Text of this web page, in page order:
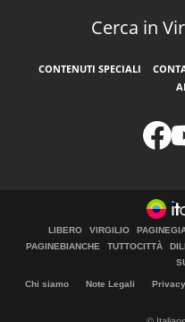
Cerca in
CONTENUTI SPECIALI
LIBERO VIRGILIO
PAGINEBIANCHE
TUTTOCITTÀ
Chi siamo Note Legali Privacy